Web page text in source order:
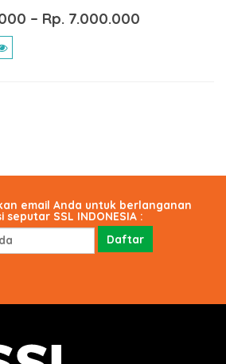
– Rp. 7.000.000
email Anda untuk berlanganan
seputar SSL INDONESIA :